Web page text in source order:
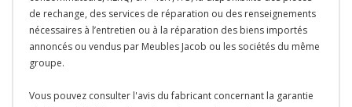
de rechange, des services de réparation ou des renseignements
nécessaires à l’entretien ou à la réparation des biens importés
annoncés ou vendus par Meubles Jacob ou les sociétés du même
groupe.
Vous pouvez consulter l'avis du fabricant concernant la garantie